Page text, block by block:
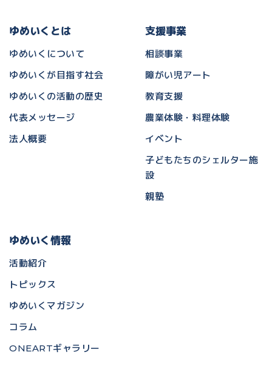
ゆめいくとは
ゆめいくについて
ゆめいくが目指す社会
ゆめいくの活動の歴史
代表メッセージ
法人概要
支援事業
相談事業
障がい児アート
教育支援
農業体験・料理体験
イベント
子どもたちのシェルター施
設
親塾
ゆめいく情報
活動紹介
トピックス
ゆめいくマガジン
コラム
ONEARTギャラリー